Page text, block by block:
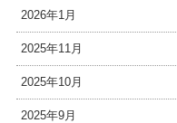
2026年1月
2025年11月
2025年10月
2025年9月